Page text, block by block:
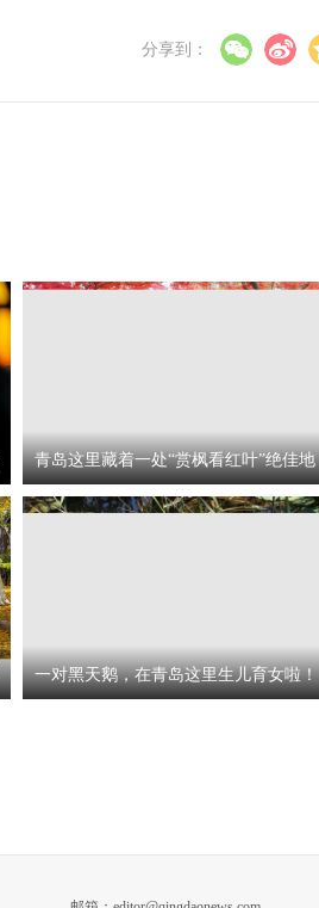
分享到：
青岛这里藏着一处“赏枫看红叶”绝佳地
一对黑天鹅，在青岛这里生儿育女啦！